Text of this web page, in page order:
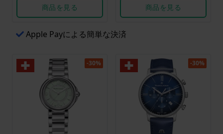
商品を見る
商品を見る
Apple Payによる簡単な決済
-30% -30%